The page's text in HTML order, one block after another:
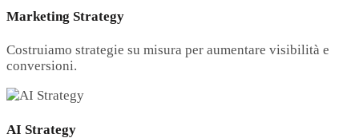
Marketing Strategy
Costruiamo strategie su misura per aumentare visibilità e
conversioni.
AI Strategy